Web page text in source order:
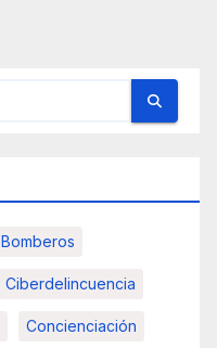
Bomberos
Ciberdelincuencia
Concienciación